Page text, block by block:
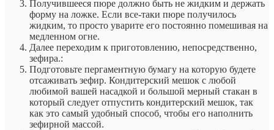
Получившееся пюре должно быть не жидким и держать
форму на ложке. Если все-таки пюре получилось
жидким, то просто уварите его постоянно помешивая на
медленном огне.
Далее переходим к приготовлению, непосредственно,
зефира.:
Подготовьте пергаментную бумагу на которую будете
отсаживать зефир. Кондитерский мешок с любой
любимой вашей насадкой и большой мерный стакан в
который следует отпустить кондитерский мешок, так
как это самый удобный способ, чтобы его наполнить
зефирной массой.